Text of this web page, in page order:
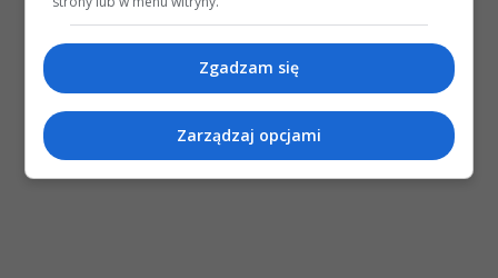
Zgadzam się
Zarządzaj opcjami